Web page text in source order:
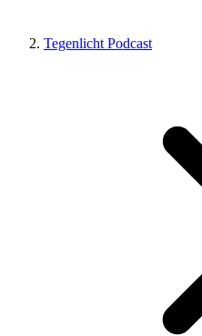
Tegenlicht Podcast